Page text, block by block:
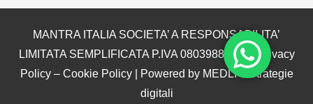
MANTRA ITALIA SOCIETA’ A RESPONSABILITA’
LIMITATA SEMPLIFICATA P.IVA 08039880722 | Privacy
Policy– Cookie Policy| Powered by MEDLI – Strategie
digitali